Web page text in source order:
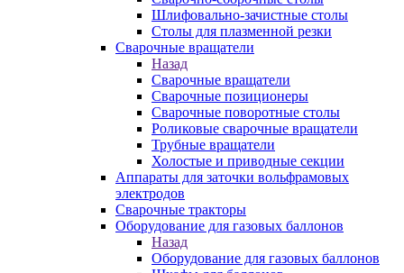
Шлифовально-зачистные столы
Столы для плазменной резки
Сварочные вращатели
Назад
Сварочные вращатели
Сварочные позиционеры
Сварочные поворотные столы
Роликовые сварочные вращатели
Трубные вращатели
Холостые и приводные секции
Аппараты для заточки вольфрамовых
электродов
Сварочные тракторы
Оборудование для газовых баллонов
Назад
Оборудование для газовых баллонов